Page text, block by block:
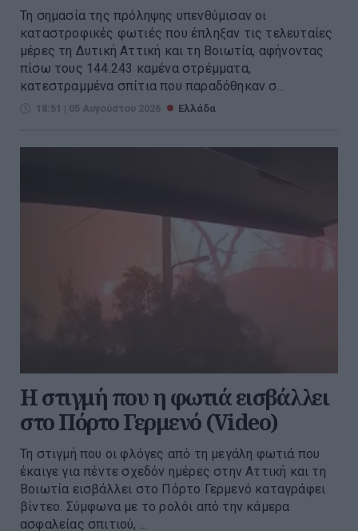
Τη σημασία της πρόληψης υπενθύμισαν οι
καταστροφικές φωτιές που έπληξαν τις τελευταίες
μέρες τη Δυτική Αττική και τη Βοιωτία, αφήνοντας
πίσω τους 144.243 καμένα στρέμματα,
κατεστραμμένα σπίτια που παραδόθηκαν σ...
18:51 | 05 Αυγούστου 2026 Ελλάδα
Η στιγμή που η φωτιά εισβάλλει
στο Πόρτο Γερμενό (Video)
Τη στιγμή που οι φλόγες από τη μεγάλη φωτιά που
έκαιγε για πέντε σχεδόν ημέρες στην Αττική και τη
Βοιωτία εισβάλλει στο Πόρτο Γερμενό καταγράφει
βίντεο. Σύμφωνα με το ρολόι από την κάμερα
ασφαλείας σπιτιού, ...